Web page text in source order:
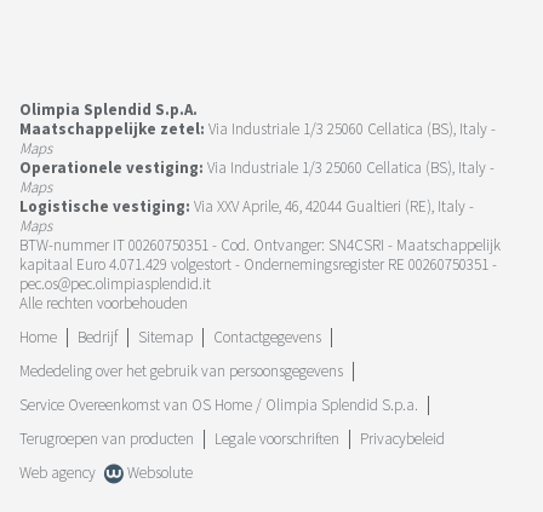
Olimpia Splendid S.p.A.
Maatschappelijke zetel: Via Industriale 1/3 25060 Cellatica (BS), Italy -
Maps
Operationele vestiging: Via Industriale 1/3 25060 Cellatica (BS), Italy -
Maps
Logistische vestiging: Via XXV Aprile, 46, 42044 Gualtieri (RE), Italy -
Maps
BTW-nummer IT 00260750351 - Cod. Ontvanger: SN4CSRI - Maatschappelijk
kapitaal Euro 4.071.429 volgestort - Ondernemingsregister RE 00260750351 -
pec.os@pec.olimpiasplendid.it
Alle rechten voorbehouden
Home
Bedrijf Sitemap
Contactgegevens
Mededeling over het gebruik van persoonsgegevens
Service Overeenkomst van OS Home / Olimpia Splendid S.p.a.
Terugroepen van producten
Legale voorschriften
Privacybeleid
Web agency
Websolute